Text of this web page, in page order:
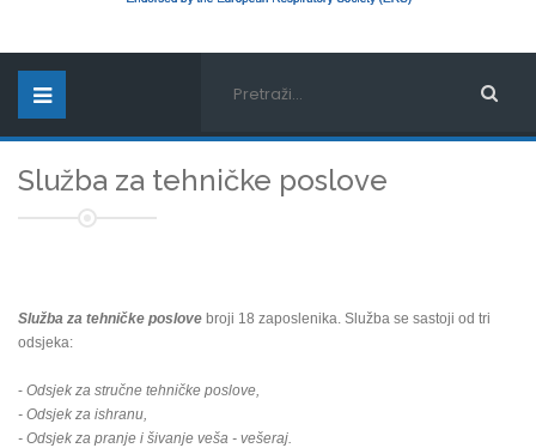
Služba za tehničke poslove
Služba za tehničke poslove broji 18 zaposlenika. Služba se sastoji od tri
odsjeka:
- Odsjek za stručne tehničke poslove,
- Odsjek za ishranu,
- Odsjek za pranje i šivanje veša - vešeraj.